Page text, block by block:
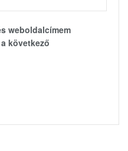
weboldalcímem
következő